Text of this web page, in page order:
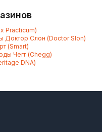
Practicum)
Доктор Слон (Doctor Slon)
(Smart)
Чегг (Chegg)
DNA)